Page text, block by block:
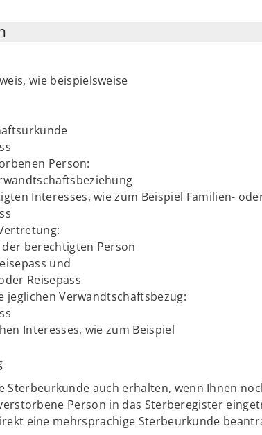
wie beispielsweise
Person:
Interesses, wie zum Beispiel Familien-
berechtigten Person
und
Reisepass
jeglichen Verwandtschaftsbezug:
Interesses, wie zum Beispiel
Sterbeurkunde auch erhalten, wenn Ihnen
Person in das Sterberegister
eine mehrsprachige Sterbeurkunde